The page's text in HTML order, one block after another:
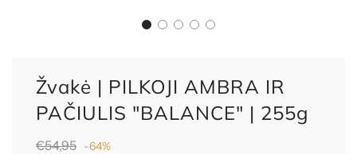
Žvakė | PILKOJI AMBRA IR
PAČIULIS "BALANCE" | 255g
Nuolaida
€54,95 -64%Reguliari